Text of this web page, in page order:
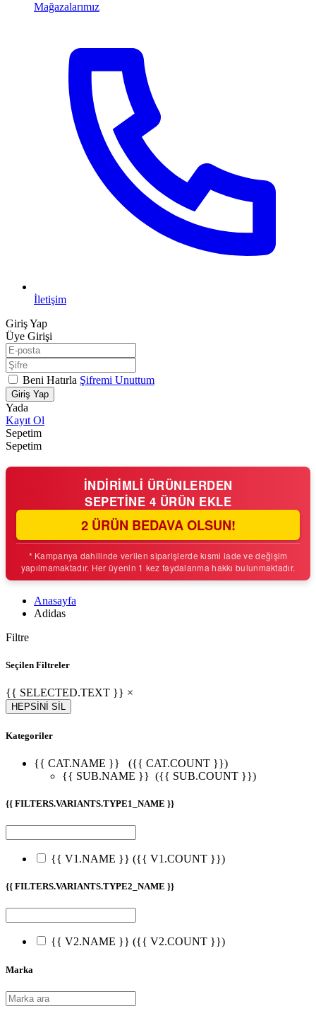
Mağazalarımız
İletişim
Giriş Yap
Üye Girişi
Beni Hatırla Şifremi Unuttum
Giriş Yap
Yada
Kayıt Ol
Sepetim
Sepetim
İNDİRİMLİ ÜRÜNLERDEN
SEPETİNE 4 ÜRÜN EKLE
2 ÜRÜN BEDAVA OLSUN!
* Kampanya dahilinde verilen siparişlerde kısmi iade ve değişim
yapılmamaktadır. Her üyenin 1 kez faydalanma hakkı bulunmaktadır.
Anasayfa
Adidas
Filtre
Seçilen Filtreler
{{ SELECTED.TEXT }} ×
HEPSİNİ SİL
Kategoriler
{{ CAT.NAME }}
({{ CAT.COUNT }})
{{ SUB.NAME }} ({{ SUB.COUNT }})
{{ FILTERS.VARIANTS.TYPE1_NAME }}
{{ V1.NAME }} ({{ V1.COUNT }})
{{ FILTERS.VARIANTS.TYPE2_NAME }}
{{ V2.NAME }} ({{ V2.COUNT }})
Marka